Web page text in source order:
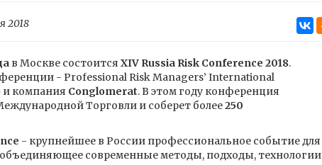
2018
в Москве состоится XIV Russia Risk Conference 2018.
- Professional Risk Managers’ International
и компания Conglomerat. В этом году конференция
Торговли и соберет более250
- крупнейшее в России профессиональное событие для
современные методы, подходы, технологии